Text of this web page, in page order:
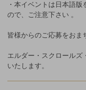
・本イベントは日本語
ので、ご注意下さい 。
皆様からのご応募をおま
エルダー・スクロールズ
いたします。